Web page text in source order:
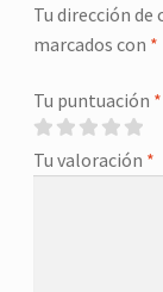
Tu dirección
marcados con *
Tu puntuación *
Tu valoración *